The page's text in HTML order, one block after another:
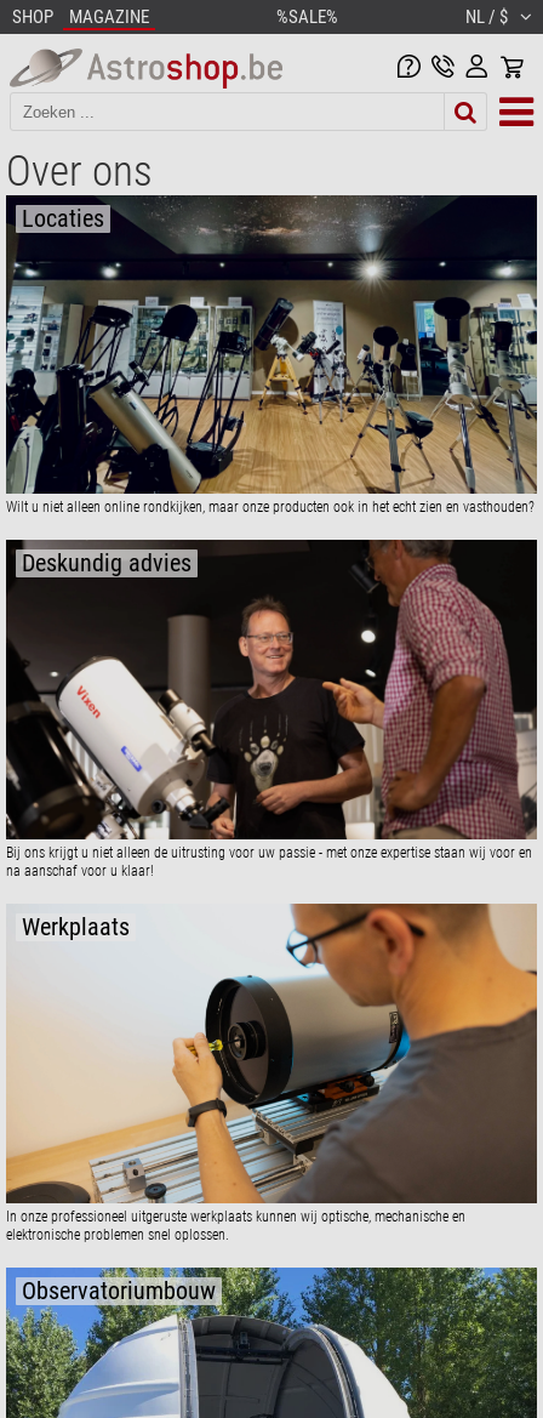
SHOP MAGAZINE %SALE% NL / $
Over ons
Locaties
Wilt u niet alleen online rondkijken, maar onze producten ook in het echt zien en vasthouden?
Deskundig advies
Bij ons krijgt u niet alleen de uitrusting voor uw passie - met onze expertise staan wij voor en
na aanschaf voor u klaar!
Werkplaats
In onze professioneel uitgeruste werkplaats kunnen wij optische, mechanische en
elektronische problemen snel oplossen.
Observatoriumbouw